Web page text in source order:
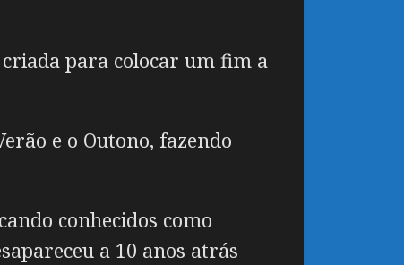
para colocar um fim a
e o Outono, fazendo
conhecidos como
a 10 anos atrás